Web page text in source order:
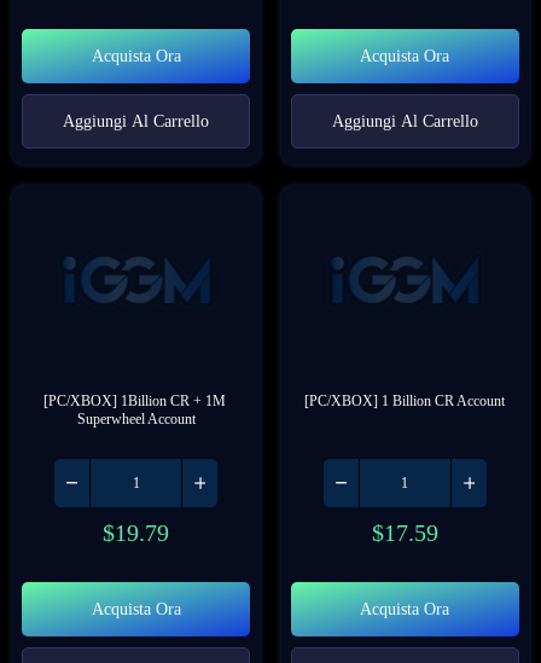
Acquista Ora
Aggiungi Al Carrello
Acquista Ora
Aggiungi Al Carrello
[PC/XBOX] 1Billion CR + 1M
Superwheel Account
$19.79
Acquista Ora
[PC/XBOX] 1 Billion CR Account
$17.59
Acquista Ora